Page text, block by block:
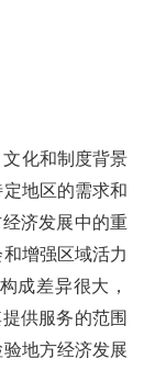
化和制度背景
地区的需求和
济发展中的重
增强区域活力
成差异很大，
供服务的范围
地方经济发展